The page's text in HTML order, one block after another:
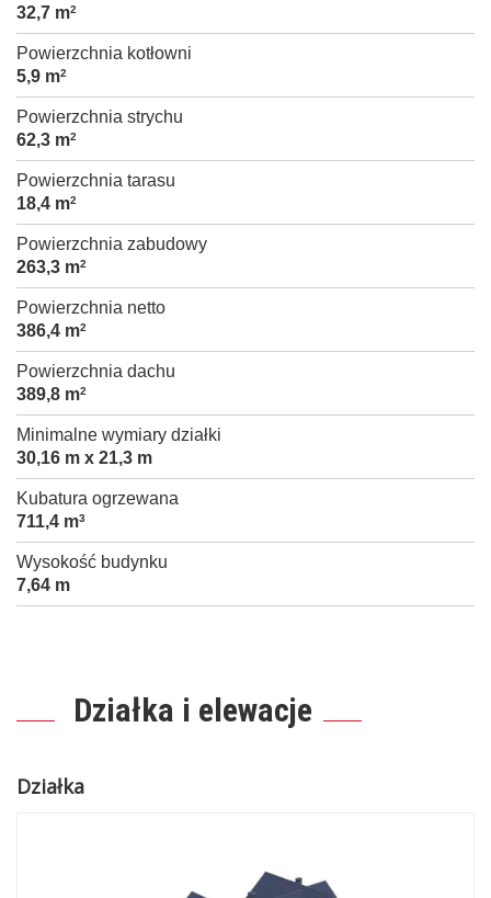
32,7 m2
Powierzchnia kotłowni
5,9 m2
Powierzchnia strychu
62,3 m2
Powierzchnia tarasu
18,4 m2
Powierzchnia zabudowy
263,3 m2
Powierzchnia netto
386,4 m2
Powierzchnia dachu
389,8 m2
Minimalne wymiary działki
30,16 m x 21,3 m
Kubatura ogrzewana
711,4 m3
Wysokość budynku
7,64 m
Działka i elewacje
Działka